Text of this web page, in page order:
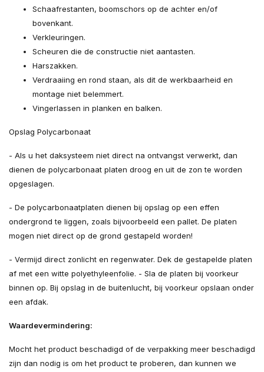
Schaafrestanten, boomschors op de achter en/of
bovenkant.
Verkleuringen.
Scheuren die de constructie niet aantasten.
Harszakken.
Verdraaiing en rond staan, als dit de werkbaarheid en
montage niet belemmert.
Vingerlassen in planken en balken.
Opslag Polycarbonaat
- Als u het daksysteem niet direct na ontvangst verwerkt, dan
dienen de polycarbonaat platen droog en uit de zon te worden
opgeslagen.
- De polycarbonaatplaten dienen bij opslag op een effen
ondergrond te liggen, zoals bijvoorbeeld een pallet. De platen
mogen niet direct op de grond gestapeld worden!
- Vermijd direct zonlicht en regenwater. Dek de gestapelde platen
af met een witte polyethyleenfolie. - Sla de platen bij voorkeur
binnen op. Bij opslag in de buitenlucht, bij voorkeur opslaan onder
een afdak.
Waardevermindering:
Mocht het product beschadigd of de verpakking meer beschadigd
zijn dan nodig is om het product te proberen, dan kunnen we